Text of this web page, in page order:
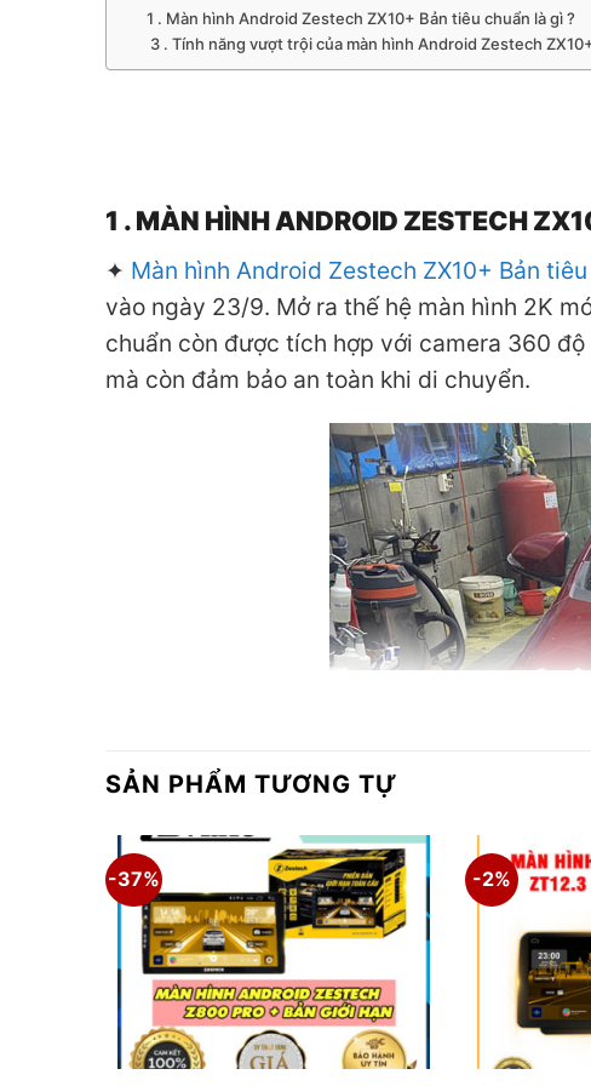
1 . Màn hình Android Zestech ZX10+ Bản tiêu chuẩn là gì ?
3 . Tính năng vượt trội của màn hình Android Zestech
1 . MÀN HÌNH ANDROID ZESTECH
✦ Màn hình Android Zestech ZX10+ Bản
vào ngày 23/9. Mở ra thế hệ màn hình 2K
chuẩn còn được tích hợp với camera 360
mà còn đảm bảo an toàn khi di chuyển.
SẢN PHẨM TƯƠNG TỰ
-37% -2%